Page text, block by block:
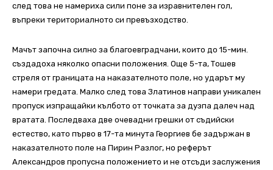
след това не намериха сили поне за изравнителен гол,
въпреки териториалното си превъзходство.
Мачът започна силно за благоевградчани, които до 15-мин.
създадоха няколко опасни положения. Още 5-та, Тошев
стреля от границата на наказателното поле, но ударът му
намери гредата. Малко след това Златинов направи уникален
пропуск изпращайки кълбото от точката за дузпа далеч над
вратата. Последваха две очевадни грешки от съдийски
естество, като първо в 17-та минута Георгиев бе задържан в
наказателното поле на Пирин Разлог, но реферът
Александров пропусна положението и не отсъди заслужения